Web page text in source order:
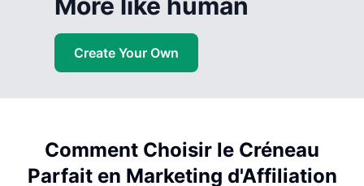
Create Your Own
Comment Choisir le Créneau
Parfait en Marketing d'Affiliation